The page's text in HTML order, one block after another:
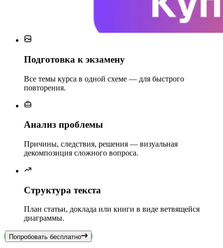
Подготовка к экзамену
Все темы курса в одной схеме — для быстрого
повторения.
Анализ проблемы
Причины, следствия, решения — визуальная
декомпозиция сложного вопроса.
Структура текста
План статьи, доклада или книги в виде ветвящейся
диаграммы.
Попробовать бесплатно